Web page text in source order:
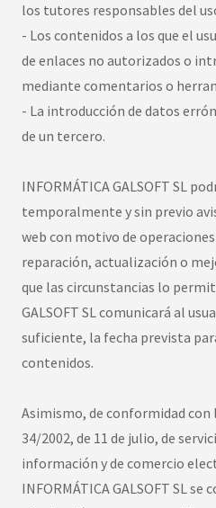
los tutores responsables del
- Los contenidos a los que el
de enlaces no autorizados o
mediante comentarios o
- La introducción de datos
de un tercero.
INFORMÁTICA GALSOFT SL
temporalmente y sin previo
web con motivo de
reparación, actualización o
que las circunstancias lo
GALSOFT SL comunicará al
suficiente, la fecha prevista
contenidos.
Asimismo, de conformidad con
34/2002, de 11 de julio, de
información y de comercio
INFORMÁTICA GALSOFT SL